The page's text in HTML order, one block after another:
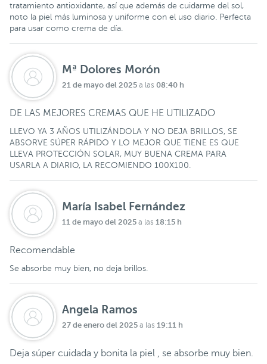
tratamiento antioxidante, así que además de cuidarme del sol,
noto la piel más luminosa y uniforme con el uso diario. Perfecta
para usar como crema de día.
Mª Dolores Morón
21 de mayo del 2025 a las 08:40 h
DE LAS MEJORES CREMAS QUE HE UTILIZADO
LLEVO YA 3 AÑOS UTILIZÁNDOLA Y NO DEJA BRILLOS, SE
ABSORVE SÚPER RÁPIDO Y LO MEJOR QUE TIENE ES QUE
LLEVA PROTECCIÓN SOLAR, MUY BUENA CREMA PARA
USARLA A DIARIO, LA RECOMIENDO 100X100.
María Isabel Fernández
11 de mayo del 2025 a las 18:15 h
Recomendable
Se absorbe muy bien, no deja brillos.
Angela Ramos
27 de enero del 2025 a las 19:11 h
Deja súper cuidada y bonita la piel , se absorbe muy bien.